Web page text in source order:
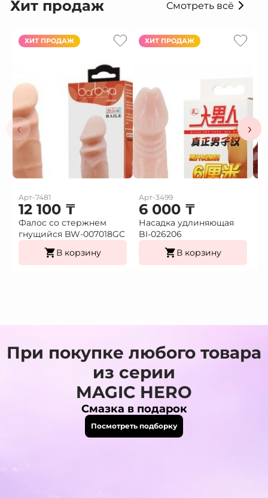
Хит продаж Смотреть всё
‹
ХИТ ПРОДАЖ
Арт-7481
12 100 ₸
Фалос со стержнем
гнущийся BW-007018GС
В корзину
ХИТ ПРОДАЖ
Арт-3499
6 000 ₸
Насадка удлиняющая
BI-026206
В корзину
›
При покупке любого товара
из серии
MAGIC HERO
Смазка в подарок
Посмотреть подборку